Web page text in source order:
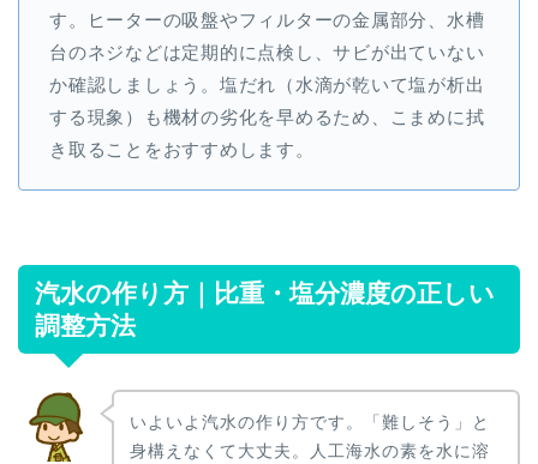
す。ヒーターの吸盤やフィルターの金属部分、水槽
台のネジなどは定期的に点検し、サビが出ていない
か確認しましょう。塩だれ（水滴が乾いて塩が析出
する現象）も機材の劣化を早めるため、こまめに拭
き取ることをおすすめします。
汽水の作り方｜比重・塩分濃度の正しい
調整方法
いよいよ汽水の作り方です。「難しそう」と
身構えなくて大丈夫。人工海水の素を水に溶